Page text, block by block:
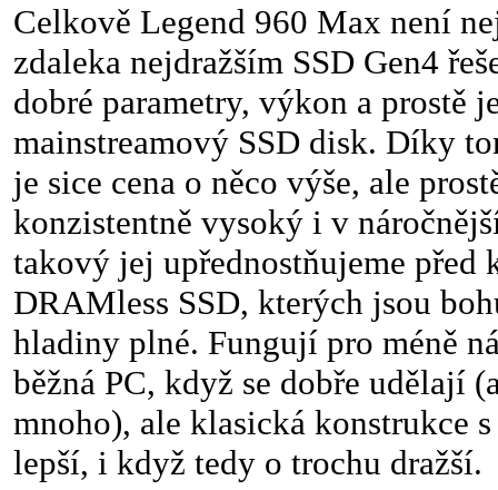
Celkově Legend 960 Max není
zdaleka nejdražším SSD Gen4
dobré parametry, výkon a prostě
mainstreamový SSD disk. Díky
je sice cena o něco výše, ale
konzistentně vysoký i v
takový jej upřednostňujeme před
DRAMless SSD, kterých jsou
hladiny plné. Fungují pro méně
běžná PC, když se dobře udělají
mnoho), ale klasická konstrukce
lepší, i když tedy o trochu dražší.